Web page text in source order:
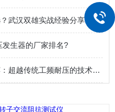
交直流耐压试验装置怎么选？武汉双雄实战经验分享获用户点赞！
生器的厂家排名?
超低频高压发生器厂家推荐：超越传统工频耐压的技术路径